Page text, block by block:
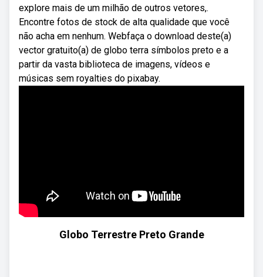
explore mais de um milhão de outros vetores,.
Encontre fotos de stock de alta qualidade que você
não acha em nenhum. Webfaça o download deste(a)
vector gratuito(a) de globo terra símbolos preto e a
partir da vasta biblioteca de imagens, vídeos e
músicas sem royalties do pixabay.
Globo Terrestre Preto Grande